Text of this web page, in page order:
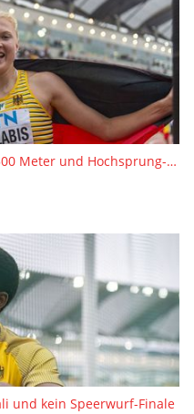
U20-WM Tag 5 | Bronze über 1.500 Meter und Hochsprung-Achte
und kein Speerwurf-Finale